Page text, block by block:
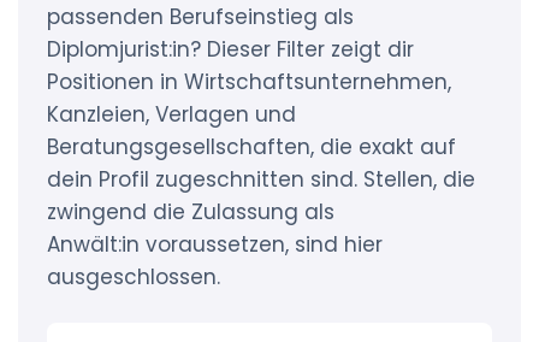
passenden Berufseinstieg als
Diplomjurist:in? Dieser Filter zeigt dir
Positionen in Wirtschaftsunternehmen,
Kanzleien, Verlagen und
Beratungsgesellschaften, die exakt auf
dein Profil zugeschnitten sind. Stellen, die
zwingend die Zulassung als
Anwält:in voraussetzen, sind hier
ausgeschlossen.